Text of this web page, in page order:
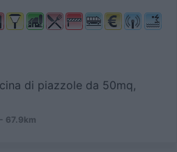
di piazzole da 50mq,
67.9km